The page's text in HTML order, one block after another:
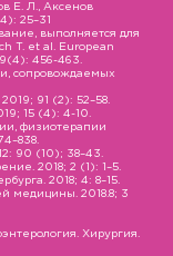
Е. Л., Аксенов
25–31
выполняется для
T. et al. European
456-463.
сопровождаемых
91 (2): 52–58.
15 (4): 4-10.
физиотерапии
90 (10); 38–43.
2018; 2 (1): 1–5.
2018; 4: 8–15.
медицины. 2018.8; 3
Хирургия.